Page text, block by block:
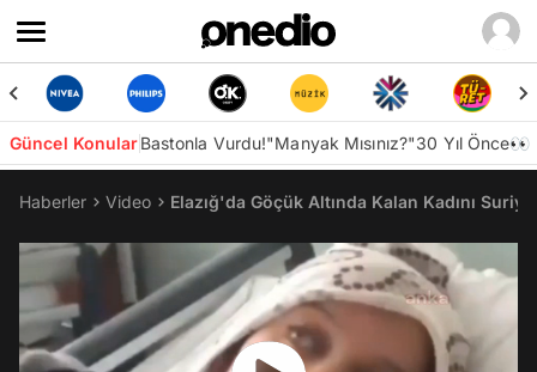
Güncel KonularBastonla Vurdu!"Manyak Mısınız?"30 Yıl Önce👀
Haberler Video Elazığ'da Göçük Altında Kalan Kadını